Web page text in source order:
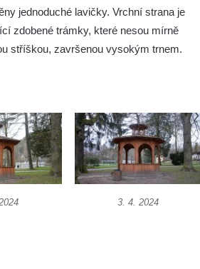
jednoduché lavičky. Vrchní strana je
zdobené trámky, které nesou mírně
stříškou, završenou vysokým trnem.
3. 4. 2024